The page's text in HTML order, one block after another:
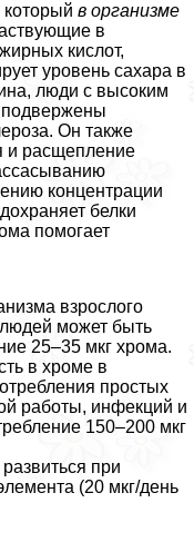
в организме
в
кислот,
уровень сахара в
люди с высоким
Он также
и расщепление
концентрации
белки
помогает
взрослого
может быть
25–35 мкг хрома.
в хроме в
простых
работы, инфекций и
150–200 мкг
при
(20 мкг/день